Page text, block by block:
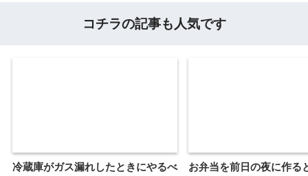
コチラの記事も人気です
冷蔵庫がガス漏れしたときにやるべ
お弁当を前日の夜に作る